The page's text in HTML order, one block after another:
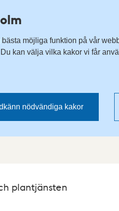
möjliga funktion på vår
kan välja vilka kakor vi får
nödvändiga kakor
plantjänsten